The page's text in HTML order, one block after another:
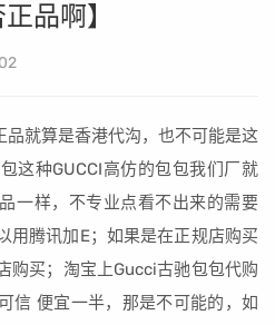
品啊】
品就算是香港代沟，也不可能是这
这种GUCCI高仿的包包我们厂就
一样，不专业点看不出来的需要
用腾讯加E；如果是在正规店购买
购买；淘宝上Gucci古驰包包代购
信 便宜一半，那是不可能的，如